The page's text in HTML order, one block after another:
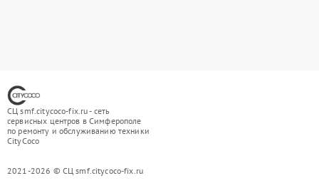
СЦ smf.citycoco-fix.ru - сеть
сервисных центров в Симферополе
по ремонту и обслуживанию техники
CityCoco
2021-2026 © СЦ smf.citycoco-fix.ru